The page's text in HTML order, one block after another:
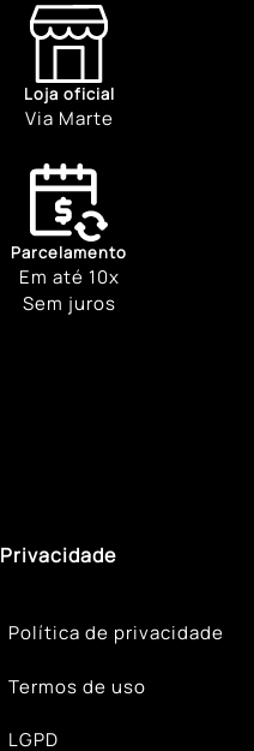
Loja oficial
Via Marte
Parcelamento
Em até 10x
Sem juros
Privacidade
Política de privacidade
Termos de uso
LGPD